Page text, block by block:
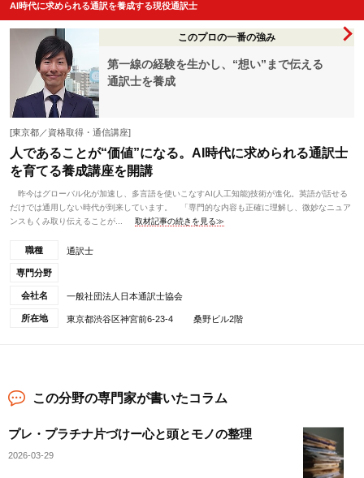
AI時代に求められる通訳を養成する現役通訳士
このプロの一番の強み
第一線の経験を生かし、“想い”まで伝える
通訳士を養成
[東京都／資格取得・通信講座]
人であることが“価値”になる。AI時代に求められる通訳士
を育てる養成講座を開講
昨今はグローバル化が加速し、多言語を使いこなすAI(人工知能)技術が進化。英語が話せる
だけでは通用しない時代が到来しています。 「専門的な内容も正確に理解し、微妙なニュア
ンスもくみ取り伝えることが...
取材記事の続きを見る≫
職種 通訳士
専門分野
会社名 一般社団法人日本通訳士協会
所在地 東京都渋谷区神宮前6-23-4 桑野ビル2階
この分野の専門家が書いたコラム
プレ・プラチナ片づけー心と頭とモノの整理
2026-03-29